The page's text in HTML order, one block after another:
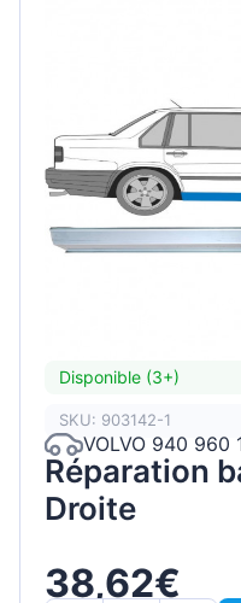
Disponible (3+)
SKU: 903142-1
VOLVO 940 960
Réparation
Droite
38,62€